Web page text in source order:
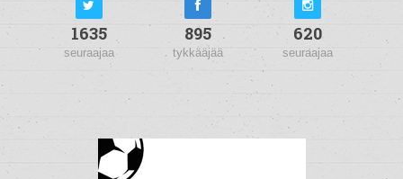
1635
seuraajaa
895
tykkääjää
620
seuraajaa